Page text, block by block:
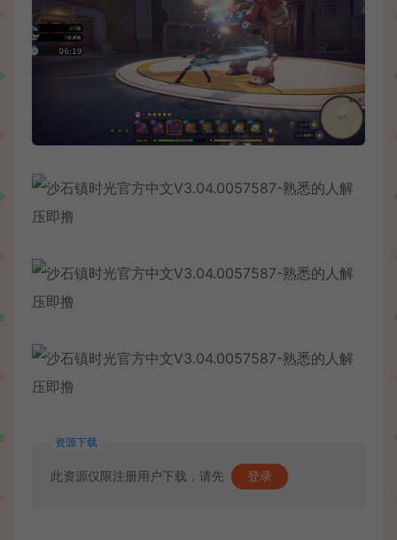
资源下载
此资源仅限注册用户下载，请先 登录